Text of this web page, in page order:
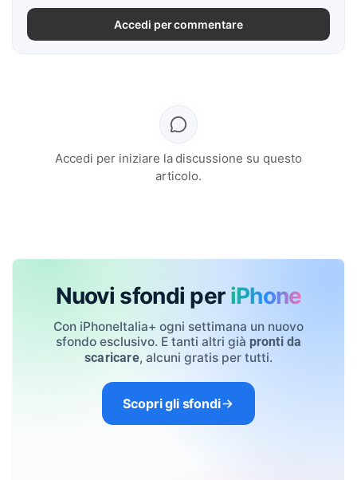
Accedi per commentare
Accedi per iniziare la discussione su questo
articolo.
Nuovi sfondi per iPhone
Con iPhoneItalia+ ogni settimana un nuovo
sfondo esclusivo. E tanti altri già pronti da
scaricare, alcuni gratis per tutti.
Scopri gli sfondi